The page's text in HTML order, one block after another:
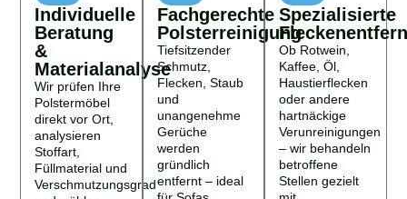
Individuelle
Beratung
&
Materialanalyse
Wir prüfen Ihre
Polstermöbel
direkt vor Ort,
analysieren
Stoffart,
Füllmaterial und
Verschmutzungsgrad
Fachgerechte
Polsterreinigung
Tiefsitzender
Schmutz,
Flecken, Staub
und
unangenehme
Gerüche
werden
gründlich
entfernt – ideal
für Sofas,
Spezialisierte
Ob Rotwein,
Kaffee, Öl,
Haustierflecken
oder andere
hartnäckige
Verunreinigungen
– wir behandeln
betroffene
Stellen gezielt
mit